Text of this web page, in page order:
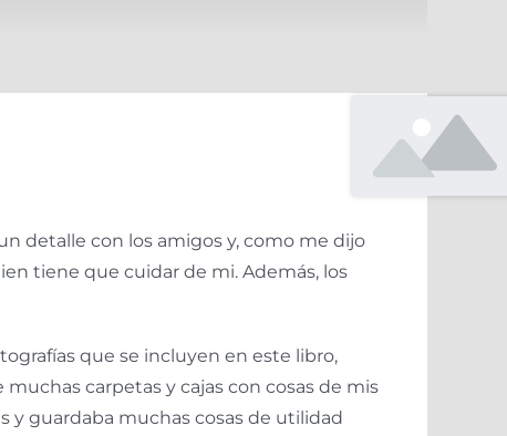
detalle con los amigos y, como me dijo
tiene que cuidar de mi. Además, los
que se incluyen en este libro,
muchas carpetas y cajas con cosas de mis
y guardaba muchas cosas de utilidad